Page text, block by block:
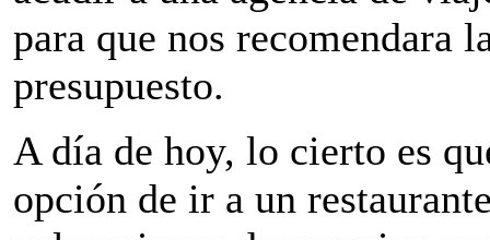
para que nos recomendara
presupuesto.
A día de hoy, lo cierto es
opción de ir a un